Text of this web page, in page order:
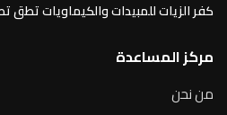
كفر الزيات للمبيدات والكيماويات تطق
مركز المساعدة
من نحن